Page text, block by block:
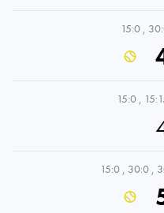
15:0 ,
15:0 ,
15:0 , 30:0 ,